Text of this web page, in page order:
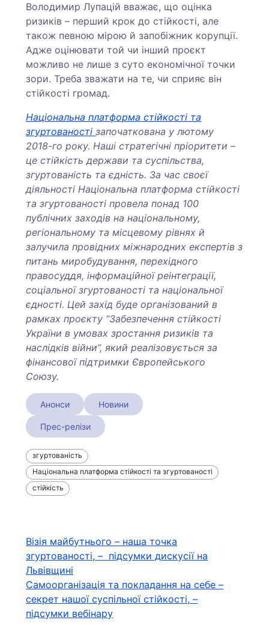
Володимир Лупацій вважає, що оцінка
ризиків – перший крок до стійкості, але
також певною мірою й запобіжник корупції.
Адже оцінювати той чи інший проєкт
можливо не лише з суто економічної точки
зори. Треба зважати на те, чи сприяє він
стійкості громад.
Національна платформа стійкості та
згуртованостізапочаткована у лютому
2018-го року. Наші стратегічні пріоритети –
це стійкість держави та суспільства,
згуртованість та єдність. За час своєї
діяльності Національна платформа стійкості
та згуртованості провела понад 100
публічних заходів на національному,
регіональному та місцевому рівнях й
залучила провідних міжнародних експертів з
питань миробудування, перехідного
правосуддя, інформаційної реінтеграції,
соціальної згуртованості та національної
єдності. Цей захід буде організований в
рамках проєкту “Забезпечення стійкості
України в умовах зростання ризиків та
наслідків війни”, який реалізовується за
фінансової підтримки Європейського
Союзу.
Анонси Новини
Прес-релізи
згуртованість
Національна платформа стійкості та згуртованості
стійкість
Навігація
записів
Візія майбутнього – наша точка
згуртованості, – підсумки дискусії на
Львівщині
Самоорганізація та покладання на себе –
секрет нашої суспільної стійкості, –
підсумки вебінару